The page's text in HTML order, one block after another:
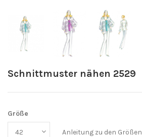
Schnittmuster nähen 2529
Größe
Anleitung zu den Größen